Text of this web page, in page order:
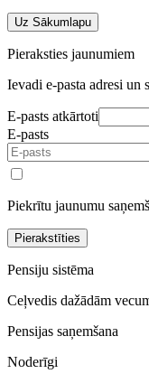
Uz Sākumlapu
Pieraksties jaunumiem
Ievadi e-pasta adresi un
E-pasts atkārtoti
E-pasts
Piekrītu jaunumu
Pierakstīties
Pensiju sistēma
Ceļvedis dažādām
Pensijas saņemšana
Noderīgi